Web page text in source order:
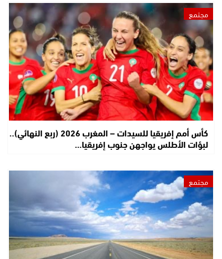
مجتمع
كأس أمم إفريقيا للسيدات – المغرب 2026 (ربع النهائي)..
لبؤات الأطلس يواجهن جنوب إفريقيا…
مجتمع